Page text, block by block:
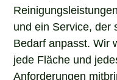
und ein Service, der
Bedarf anpasst. Wir
jede Fläche und
Anforderungen